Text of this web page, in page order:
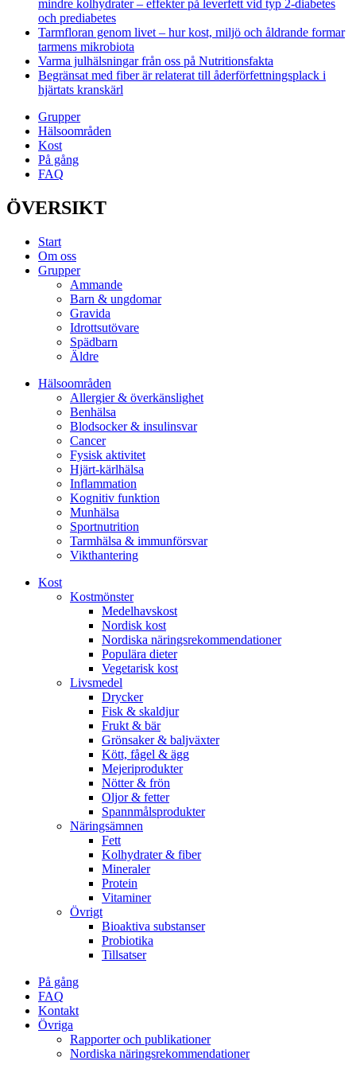
mindre kolhydrater – effekter på leverfett vid typ 2-diabetes
och prediabetes
Tarmfloran genom livet – hur kost, miljö och åldrande formar
tarmens mikrobiota
Varma julhälsningar från oss på Nutritionsfakta
Begränsat med fiber är relaterat till åderförfettningsplack i
hjärtats kranskärl
Grupper
Hälsoområden
Kost
På gång
FAQ
ÖVERSIKT
Start
Om oss
Grupper
Ammande
Barn & ungdomar
Gravida
Idrottsutövare
Spädbarn
Äldre
Hälsoområden
Allergier & överkänslighet
Benhälsa
Blodsocker & insulinsvar
Cancer
Fysisk aktivitet
Hjärt-kärlhälsa
Inflammation
Kognitiv funktion
Munhälsa
Sportnutrition
Tarmhälsa & immunförsvar
Vikthantering
Kost
Kostmönster
Medelhavskost
Nordisk kost
Nordiska näringsrekommendationer
Populära dieter
Vegetarisk kost
Livsmedel
Drycker
Fisk & skaldjur
Frukt & bär
Grönsaker & baljväxter
Kött, fågel & ägg
Mejeriprodukter
Nötter & frön
Oljor & fetter
Spannmålsprodukter
Näringsämnen
Fett
Kolhydrater & fiber
Mineraler
Protein
Vitaminer
Övrigt
Bioaktiva substanser
Probiotika
Tillsatser
På gång
FAQ
Kontakt
Övriga
Rapporter och publikationer
Nordiska näringsrekommendationer